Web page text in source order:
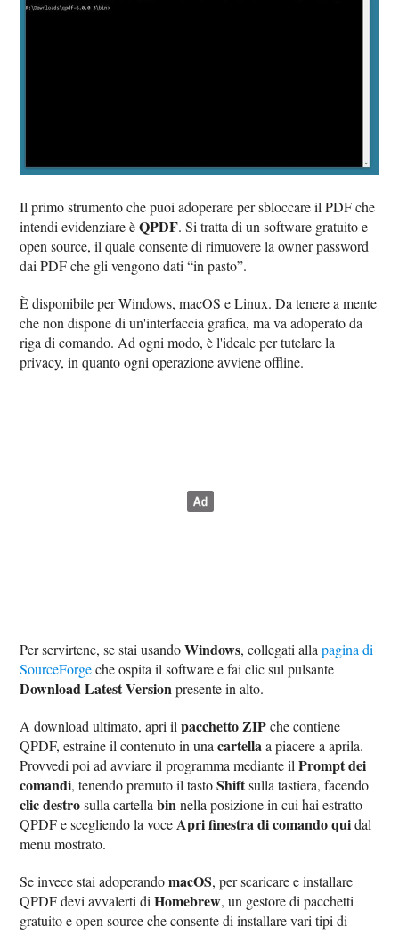
Il primo strumento che puoi adoperare per sbloccare il PDF che
intendi evidenziare èQPDF. Si tratta di un software gratuito e
open source, il quale consente di rimuovere la owner password
dai PDF che gli vengono dati “in pasto”.
È disponibile per Windows, macOS e Linux. Da tenere a mente
che non dispone di un'interfaccia grafica, ma va adoperato da
riga di comando. Ad ogni modo, è l'ideale per tutelare la
privacy, in quanto ogni operazione avviene offline.
Per servirtene, se stai usandoWindows, collegati allapagina di
SourceForgeche ospita il software e fai clic sul pulsante
Download Latest Versionpresente in alto.
A download ultimato, apri ilpacchetto ZIPche contiene
QPDF, estraine il contenuto in unacartellaa piacere a aprila.
Provvedi poi ad avviare il programma mediante ilPrompt dei
comandi, tenendo premuto il tastoShiftsulla tastiera, facendo
clic destrosulla cartellabinnella posizione in cui hai estratto
QPDF e scegliendo la voce Apri finestra di comando quidal
menu mostrato.
Se invece stai adoperandomacOS, per scaricare e installare
QPDF devi avvalerti diHomebrew, un gestore di pacchetti
gratuito e open source che consente di installare vari tipi di